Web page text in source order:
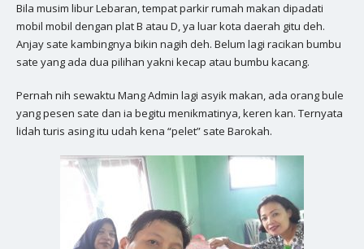
Bila musim libur Lebaran, tempat parkir rumah makan dipadati
mobil mobil dengan plat B atau D, ya luar kota daerah gitu deh.
Anjay sate kambingnya bikin nagih deh. Belum lagi racikan bumbu
sate yang ada dua pilihan yakni kecap atau bumbu kacang.
Pernah nih sewaktu Mang Admin lagi asyik makan, ada orang bule
yang pesen sate dan ia begitu menikmatinya, keren kan. Ternyata
lidah turis asing itu udah kena “pelet” sate Barokah.